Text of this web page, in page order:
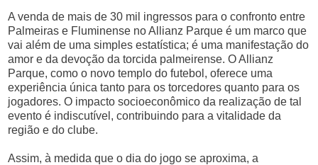
A venda de mais de 30 mil ingressos para o confronto entre
Palmeiras e Fluminense no Allianz Parque é um marco que
vai além de uma simples estatística; é uma manifestação do
amor e da devoção da torcida palmeirense. O Allianz
Parque, como o novo templo do futebol, oferece uma
experiência única tanto para os torcedores quanto para os
jogadores. O impacto socioeconômico da realização de tal
evento é indiscutível, contribuindo para a vitalidade da
região e do clube.
Assim, à medida que o dia do jogo se aproxima, a